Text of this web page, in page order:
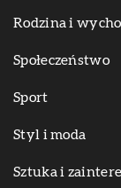
Rodzina i
Społeczeństwo
Sport
Styl i moda
Sztuka i